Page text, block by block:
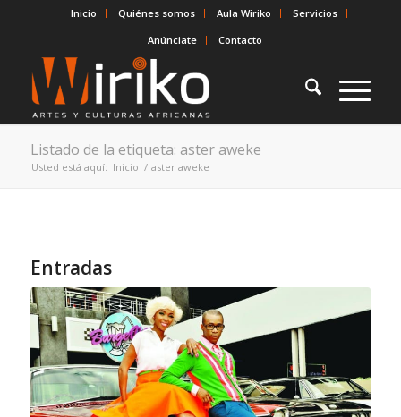
Inicio Quiénes somos Aula Wiriko
Servicios
Anúnciate
Contacto
Listado de la etiqueta: aster aweke
Usted está aquí: Inicio / aster aweke
Entradas